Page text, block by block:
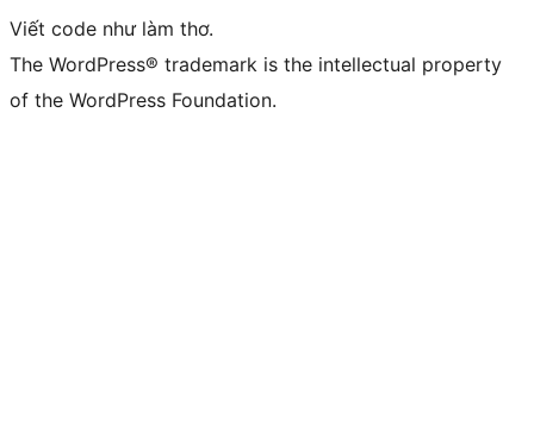
Viết code như làm thơ.
The WordPress® trademark is the intellectual property
of the WordPress Foundation.